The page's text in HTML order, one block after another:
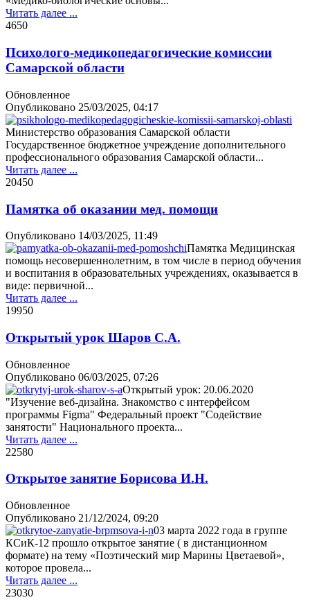
Читать далее ...
4650
Психолого-медикопедагогические комиссии
Самарской области
Обновленное
Опубликовано 25/03/2025, 04:17
Министерство образования Самарской области
Государственное бюджетное учреждение дополнительного
профессионального образования Самарской области...
Читать далее ...
20450
Памятка об оказании мед. помощи
Опубликовано 14/03/2025, 11:49
Памятка Медицинская
помощь несовершеннолетним, в том числе в период обучения
и воспитания в образовательных учреждениях, оказывается в
виде: первичной...
Читать далее ...
19950
Открытый урок Шаров С.А.
Обновленное
Опубликовано 06/03/2025, 07:26
Открытый урок: 20.06.2020
"Изучение веб-дизайна. Знакомство с интерфейсом
программы Figma" Федеральный проект "Содействие
занятости" Национального проекта...
Читать далее ...
22580
Открытое занятие Борисова И.Н.
Обновленное
Опубликовано 21/12/2024, 09:20
03 марта 2022 года в группе
КСиК-12 прошло открытое занятие ( в дистанционном
формате) на тему «Поэтический мир Марины Цветаевой»,
которое провела...
Читать далее ...
23030